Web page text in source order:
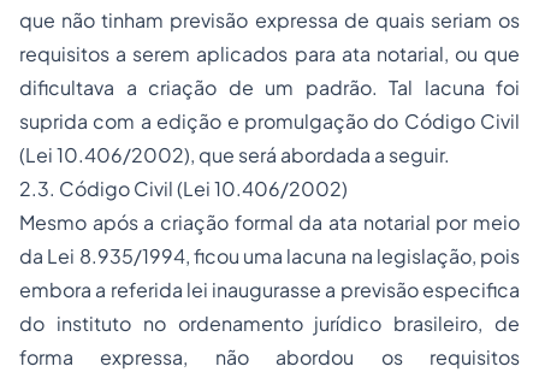
que não tinham previsão expressa de quais seriam os
requisitos a serem aplicados para ata notarial, ou que
dificultava a criação de um padrão. Tal lacuna foi
suprida com a edição e promulgação do Código Civil
(Lei 10.406/2002), que será abordada a seguir.
2.3. Código Civil (Lei 10.406/2002)
Mesmo após a criação formal da ata notarial por meio
da Lei 8.935/1994, ficou uma lacuna na legislação, pois
embora a referida lei inaugurasse a previsão especifica
do instituto no ordenamento jurídico brasileiro, de
forma expressa, não abordou os requisitos